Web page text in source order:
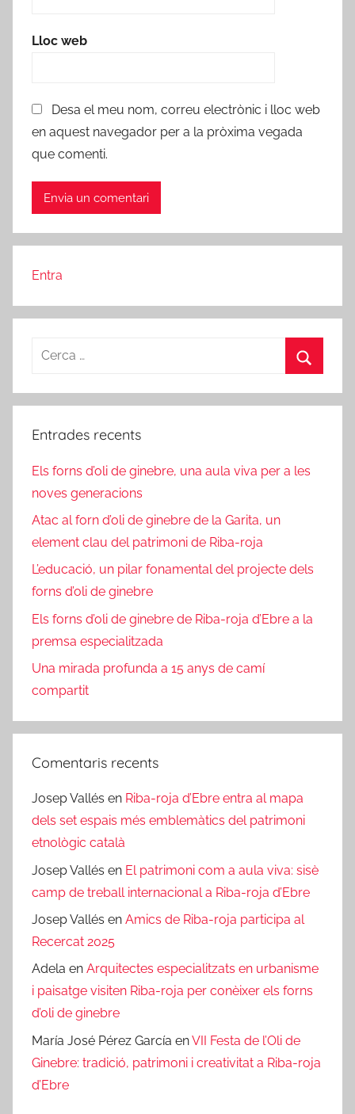
Lloc web
Desa el meu nom, correu electrònic i lloc web
en aquest navegador per a la pròxima vegada
que comenti.
Entra
Cerca:
Entrades recents
Els forns d’oli de ginebre, una aula viva per a les
noves generacions
Atac al forn d’oli de ginebre de la Garita, un
element clau del patrimoni de Riba-roja
L’educació, un pilar fonamental del projecte dels
forns d’oli de ginebre
Els forns d’oli de ginebre de Riba-roja d’Ebre a la
premsa especialitzada
Una mirada profunda a 15 anys de camí
compartit
Comentaris recents
Josep Vallés en Riba-roja d’Ebre entra al mapa
dels set espais més emblemàtics del patrimoni
etnològic català
Josep Vallés en El patrimoni com a aula viva: sisè
camp de treball internacional a Riba-roja d’Ebre
Josep Vallés en Amics de Riba-roja participa al
Recercat 2025
Adela en Arquitectes especialitzats en urbanisme
i paisatge visiten Riba-roja per conèixer els forns
d’oli de ginebre
María José Pérez García enVII Festa de l’Oli de
Ginebre: tradició, patrimoni i creativitat a Riba-roja
d’Ebre